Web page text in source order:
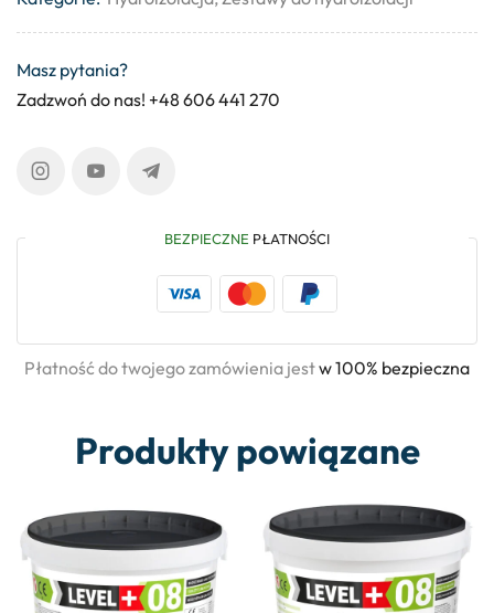
Masz pytania?
Zadzwoń do nas! +48 606 441 270
BEZPIECZNE PŁATNOŚCI
Płatność do twojego zamówienia jestw 100% bezpieczna
Produkty powiązane